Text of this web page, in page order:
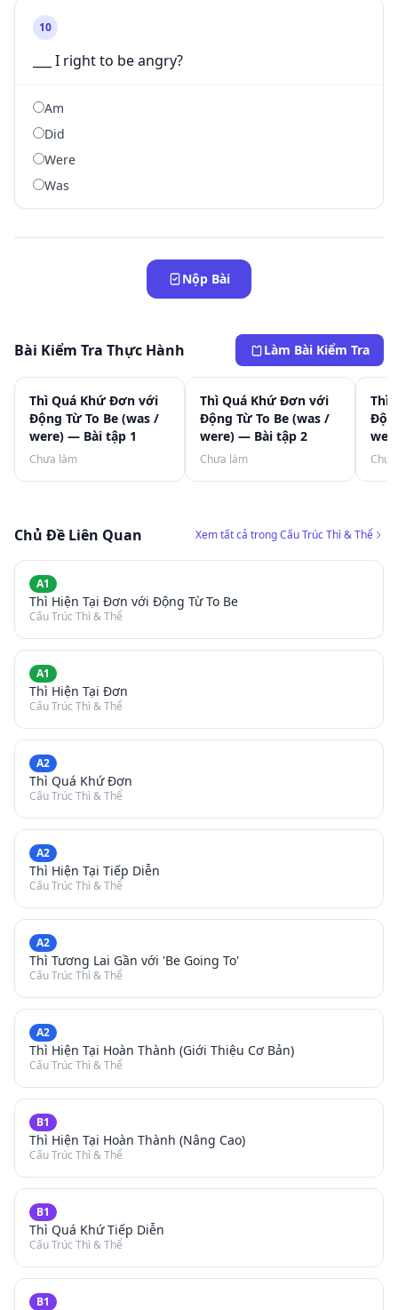
10
___ I right to be angry?
Am
Did
Were
Was
Nộp Bài
Bài Kiểm Tra Thực Hành Làm Bài Kiểm Tra
Thì Quá Khứ Đơn với
Động Từ To Be (was /
were) — Bài tập 1
Chưa làm
Thì Quá Khứ Đơn với
Động Từ To Be (was /
were) — Bài tập 2
Chưa làm
Thì
Chủ Đề Liên Quan Xem tất cả trong Cấu Trúc Thì & Thể
A1
Thì Hiện Tại Đơn với Động Từ To Be
Cấu Trúc Thì & Thể
A1
Thì Hiện Tại Đơn
Cấu Trúc Thì & Thể
A2
Thì Quá Khứ Đơn
Cấu Trúc Thì & Thể
A2
Thì Hiện Tại Tiếp Diễn
Cấu Trúc Thì & Thể
A2
Thì Tương Lai Gần với 'Be Going To'
Cấu Trúc Thì & Thể
A2
Thì Hiện Tại Hoàn Thành (Giới Thiệu Cơ Bản)
Cấu Trúc Thì & Thể
B1
Thì Hiện Tại Hoàn Thành (Nâng Cao)
Cấu Trúc Thì & Thể
B1
Thì Quá Khứ Tiếp Diễn
Cấu Trúc Thì & Thể
B1